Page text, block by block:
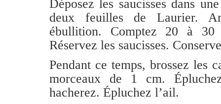
Déposez les saucisses dans
deux feuilles de Laurier.
ébullition. Comptez 20 à 30
Réservez les saucisses.
Pendant ce temps, brossez les
morceaux de 1 cm.
hacherez. Épluchez l’ail.